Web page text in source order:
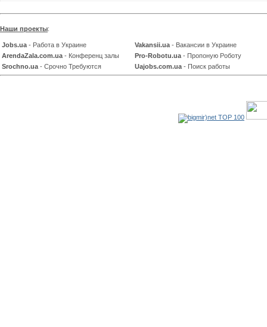
Наши проекты:
Jobs.ua - Работа в Украине Vakansii.ua - Вакансии в Украине
ArendaZala.com.ua - Конференц залы Pro-Robotu.ua - Пропоную Роботу
Srochno.ua - Срочно Требуются Uajobs.com.ua - Поиск работы